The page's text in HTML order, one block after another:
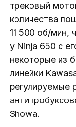
трековый
количества
11 500 об/мин,
у Ninja 650 с
некоторые из
линейки
Showa.